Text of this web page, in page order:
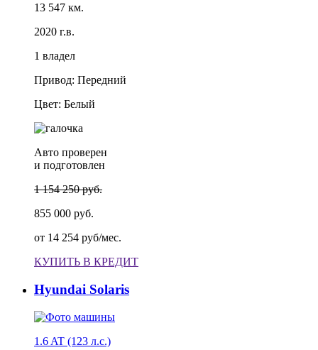
13 547 км.
2020 г.в.
1 владел
Привод: Передний
Цвет: Белый
Авто проверен
и подготовлен
1 154 250 руб.
855 000 руб.
от 14 254 руб/мес.
КУПИТЬ В КРЕДИТ
Hyundai Solaris
1.6 AT (123 л.с.)